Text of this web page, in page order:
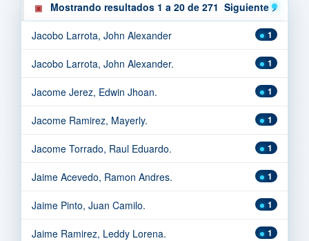
Mostrando resultados 1 a 20 de 271 Siguiente >
Jacobo Larrota, John Alexander 1
Jacobo Larrota, John Alexander. 1
Jacome Jerez, Edwin Jhoan. 1
Jacome Ramirez, Mayerly. 1
Jacome Torrado, Raul Eduardo. 1
Jaime Acevedo, Ramon Andres. 1
Jaime Pinto, Juan Camilo. 1
Jaime Ramirez, Leddy Lorena. 1